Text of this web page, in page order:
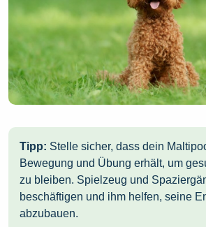
Tipp: Stelle sicher, dass dein
Bewegung und Übung erhält, um
zu bleiben. Spielzeug und
beschäftigen und ihm helfen, seine
abzubauen.